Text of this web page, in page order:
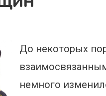
До некоторых
немного